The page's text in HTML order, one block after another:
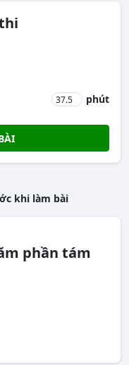
phút
khi làm bài
phần tám